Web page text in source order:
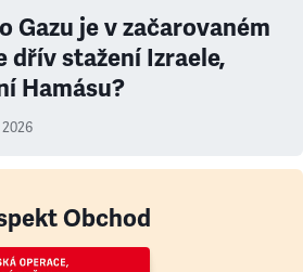
Gazu je v začarovaném
dřív stažení Izraele,
Hamásu?
2026
Obchod